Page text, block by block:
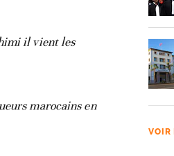
il vient les
marocains en
VOIR